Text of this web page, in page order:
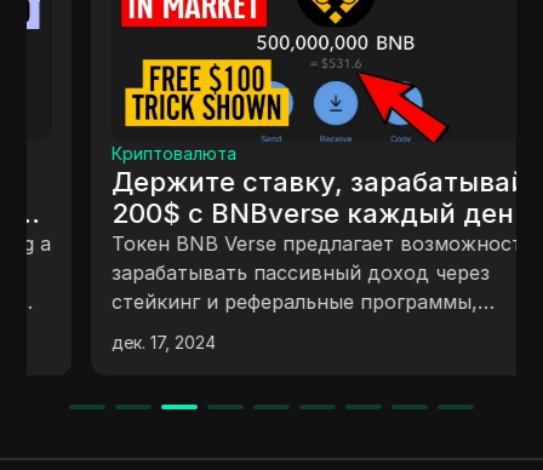
Криптовалюта
Держите ставку, зарабатывайте
200$ с BNBverse каждый день |
Генерируйте пассивный доход |
Мгновенный вывод |
Доказательства показаны
Токен BNB Verse предлагает возможность
зарабатывать пассивный доход через
стейкинг и реферальные программы,
используя технологии Binance Smart Chain.
Недавние положительные изменения на
первой крипто-лицензии в Португалии,
дек. 17, 2024